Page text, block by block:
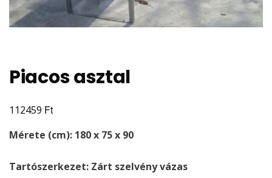
Piacos asztal
112459 Ft
Mérete (cm): 180 x 75 x 90
Tartószerkezet: Zárt szelvény vázas